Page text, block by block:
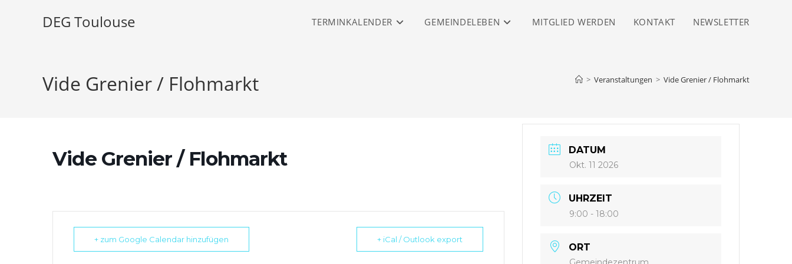
DEG Toulouse TERMINKALENDER GEMEINDELEBEN MITGLIED WERDEN KONTAKT NEWSLETTER
Vide Grenier / Flohmarkt > Veranstaltungen > Vide Grenier / Flohmarkt
Vide Grenier / Flohmarkt
+ zum Google Calendar hinzufügen + iCal / Outlook export
DATUM
Okt. 11 2026
UHRZEIT
9:00 - 18:00
ORT